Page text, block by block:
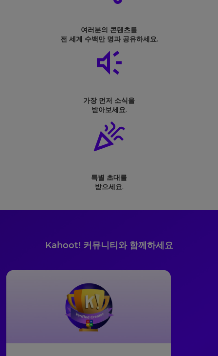
여러분의 콘텐츠를
전 세계 수백만 명과 공유하세요.
가장 먼저 소식을
받아보세요.
특별 초대를
받으세요.
Kahoot! 커뮤니티와 함께하세요